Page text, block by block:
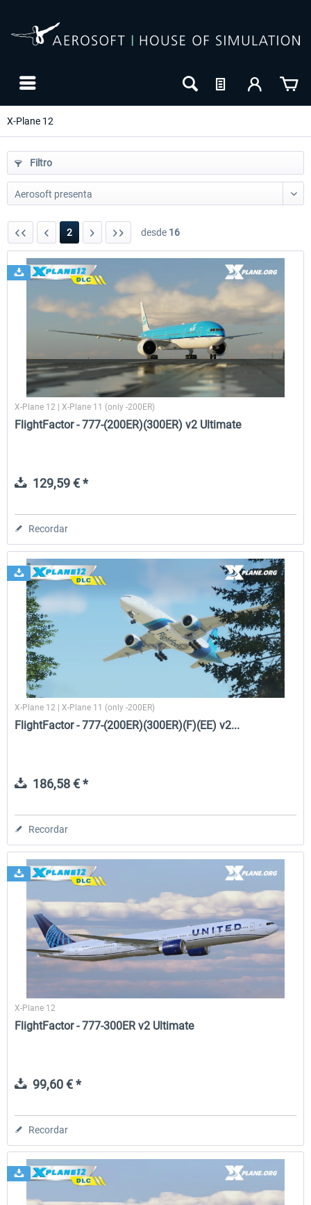
X-Plane 12
Traffic Global for X-Plane 12/11
(Windows)
45,32 € *
X-Plane.org - King Air 350
Filtro
2 desde 16
X-Plane 12 | X-Plane 11 (only -200ER)
FlightFactor - 777-(200ER)(300ER) v2 Ultimate
129,59 € *
Recordar
X-Plane 12 | X-Plane 11 (only -200ER)
FlightFactor - 777-(200ER)(300ER)(F)(EE) v2...
186,58 € *
Recordar
X-Plane 12
FlightFactor - 777-300ER v2 Ultimate
99,60 € *
Recordar